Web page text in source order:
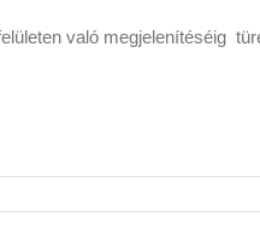
való megjelenítéséig